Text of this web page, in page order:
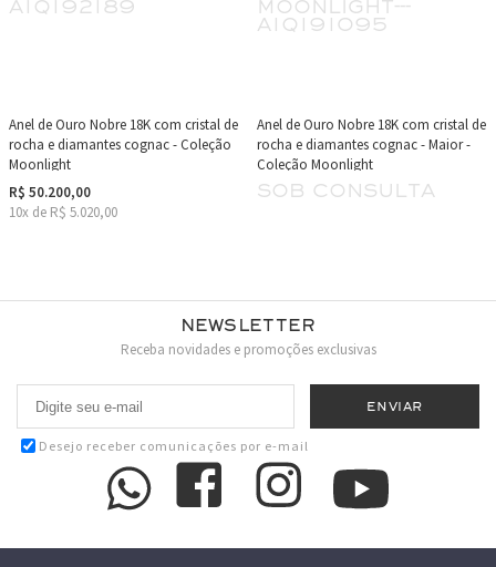
Anel de Ouro Nobre 18K com cristal de
rocha e diamantes cognac - Coleção
Moonlight
R$ 50.200,00
10x de R$ 5.020,00
Anel de Ouro Nobre 18K com cristal de
rocha e diamantes cognac - Maior -
Coleção Moonlight
sob consulta
Newsletter
Receba novidades e promoções exclusivas
Desejo receber comunicações por e-mail